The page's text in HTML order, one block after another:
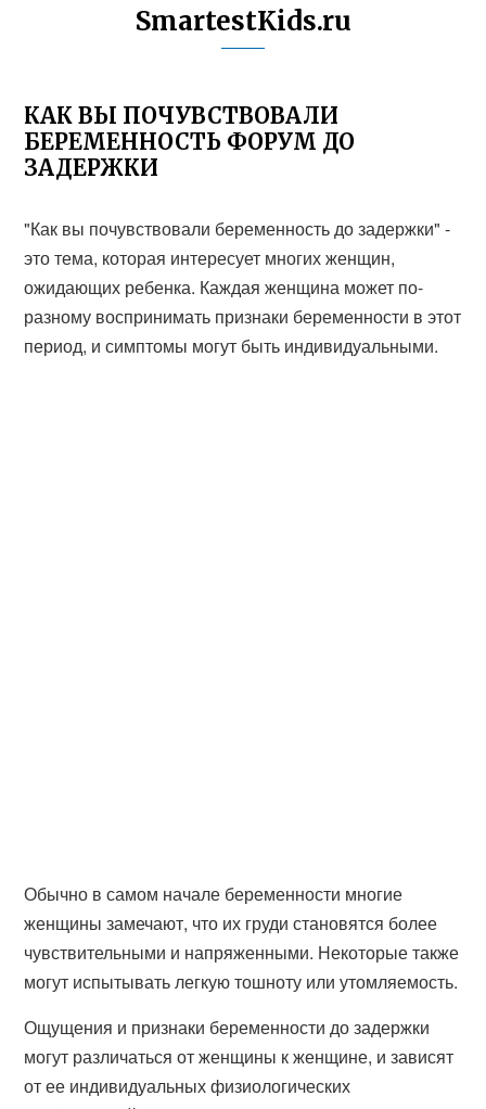
SmartestKids.ru
КАК ВЫ ПОЧУВСТВОВАЛИ
БЕРЕМЕННОСТЬ ФОРУМ ДО
ЗАДЕРЖКИ
"Как вы почувствовали беременность до задержки" -
это тема, которая интересует многих женщин,
ожидающих ребенка. Каждая женщина может по-
разному воспринимать признаки беременности в этот
период, и симптомы могут быть индивидуальными.
Обычно в самом начале беременности многие
женщины замечают, что их груди становятся более
чувствительными и напряженными. Некоторые также
могут испытывать легкую тошноту или утомляемость.
Ощущения и признаки беременности до задержки
могут различаться от женщины к женщине, и зависят
от ее индивидуальных физиологических